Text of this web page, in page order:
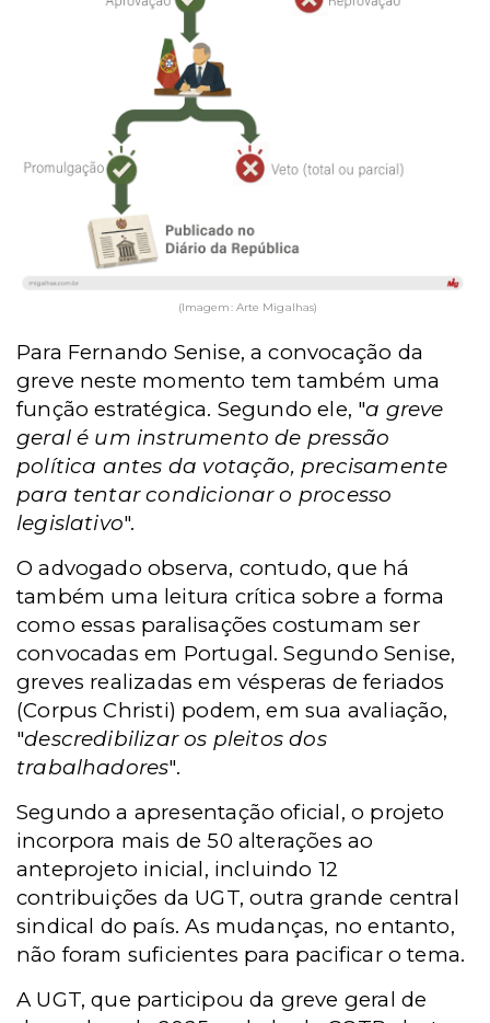
(Imagem: Arte Migalhas)
Para Fernando Senise, a convocação da
greve neste momento tem também uma
função estratégica. Segundo ele, "a greve
geral é um instrumento de pressão
política antes da votação, precisamente
para tentar condicionar o processo
legislativo".
O advogado observa, contudo, que há
também uma leitura crítica sobre a forma
como essas paralisações costumam ser
convocadas em Portugal. Segundo Senise,
greves realizadas em vésperas de feriados
(Corpus Christi) podem, em sua avaliação,
"descredibilizar os pleitos dos
trabalhadores".
Segundo a apresentação oficial, o projeto
incorpora mais de 50 alterações ao
anteprojeto inicial, incluindo 12
contribuições da UGT, outra grande central
sindical do país. As mudanças, no entanto,
não foram suficientes para pacificar o tema.
A UGT, que participou da greve geral de